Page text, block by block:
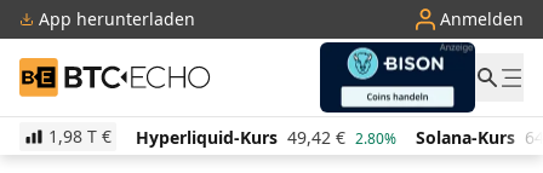
App herunterladen Anmelden
BTC-ECHO
1,98 T €
Kurs 49,42 € 2.80% Solana-Kurs 64,18 € 0.00%